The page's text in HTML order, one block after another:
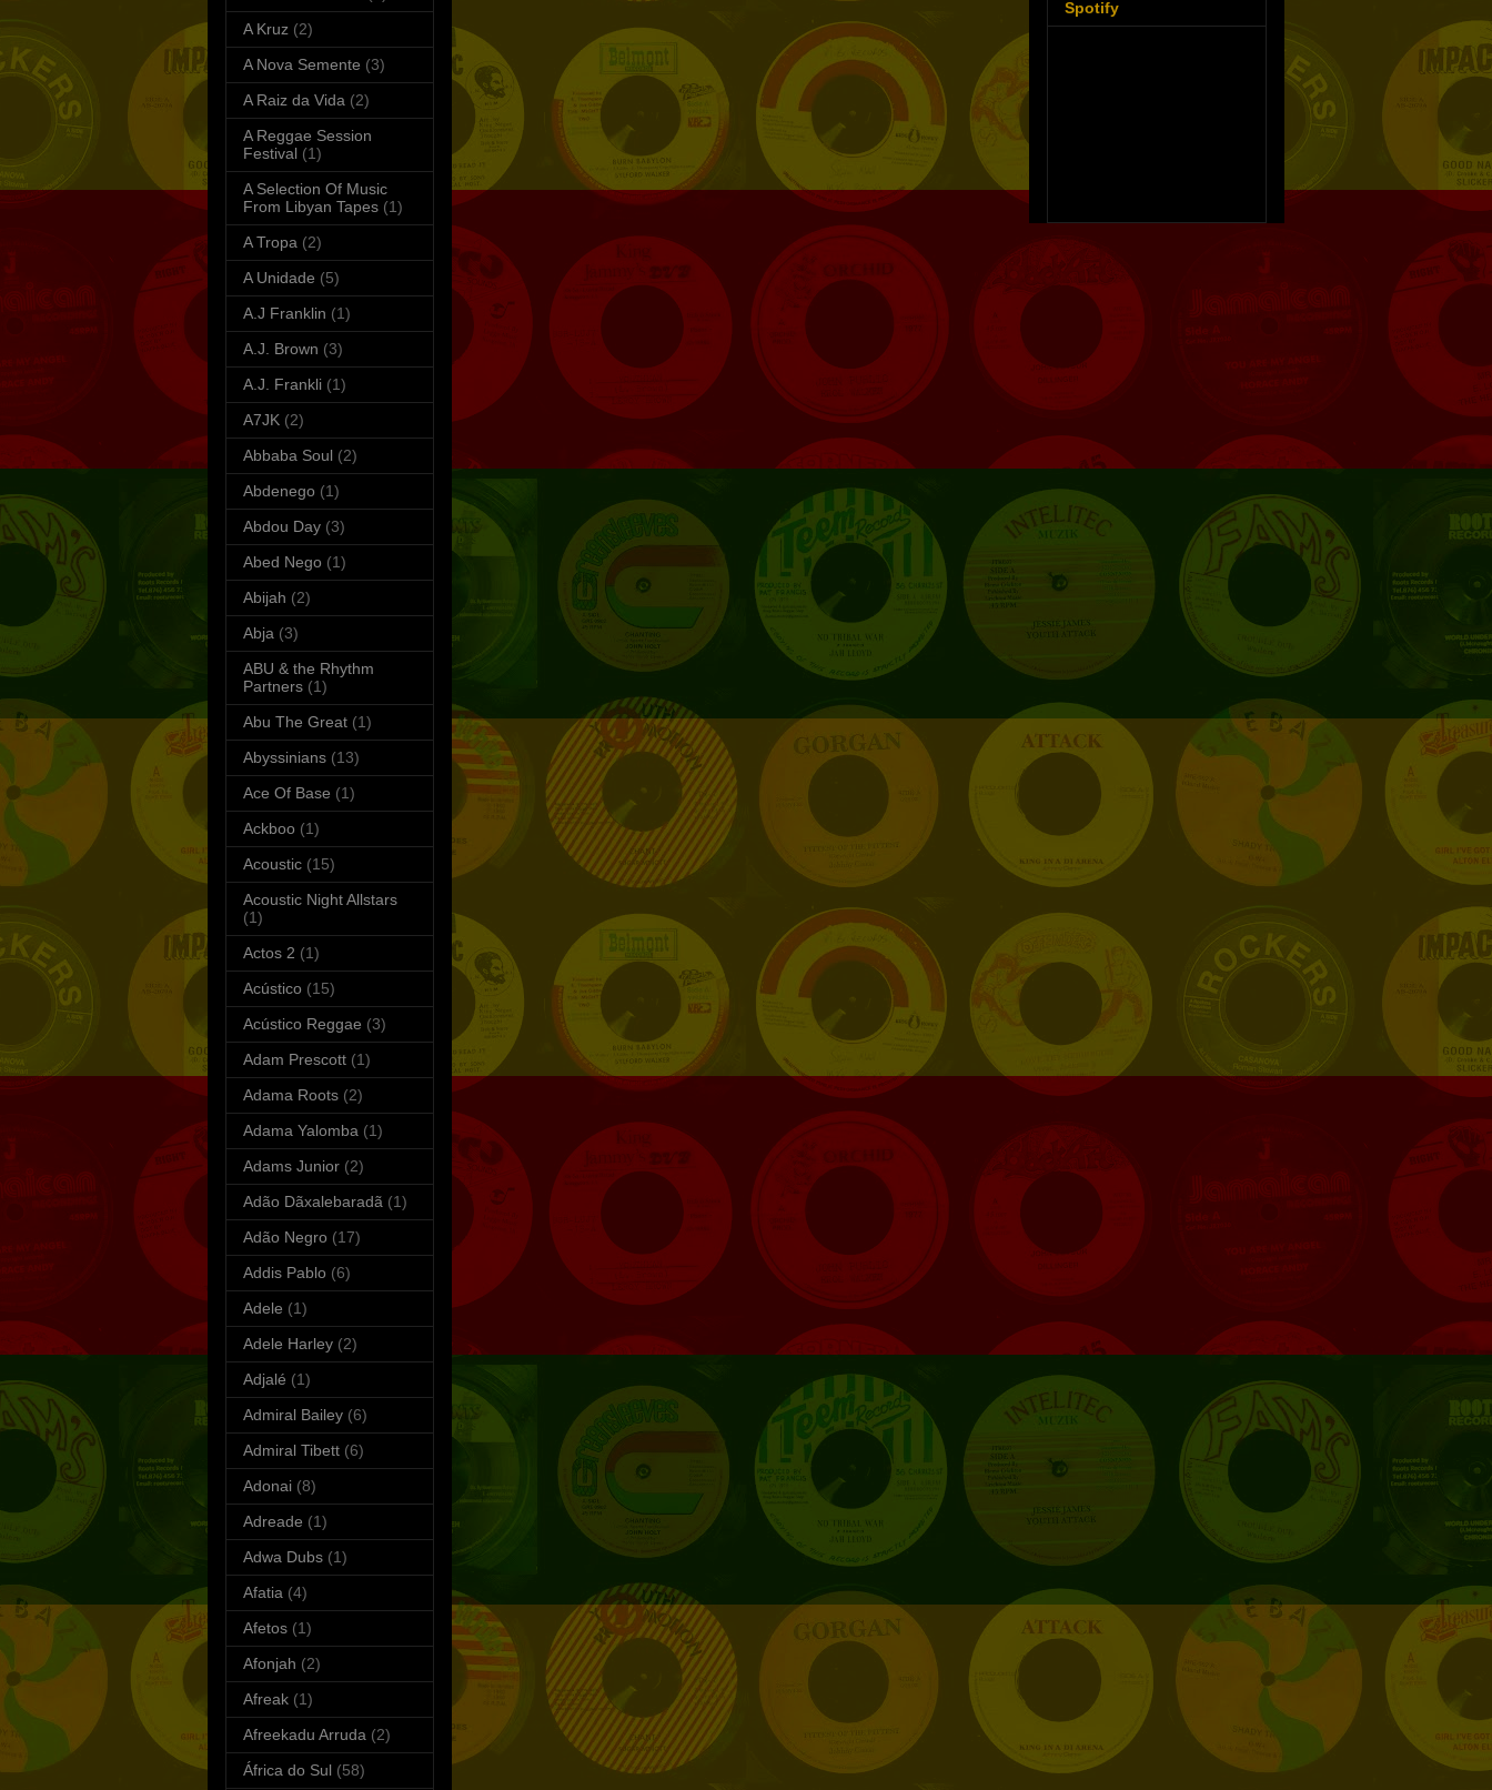
A Kruz (2)
A Nova Semente (3)
A Raiz da Vida (2)
A Reggae Session
Festival (1)
A Selection Of Music
From Libyan Tapes (1)
A Tropa (2)
A Unidade (5)
A.J Franklin (1)
A.J. Brown (3)
A.J. Frankli (1)
A7JK (2)
Abbaba Soul (2)
Abdenego (1)
Abdou Day (3)
Abed Nego (1)
Abijah (2)
Abja (3)
ABU & the Rhythm
Partners (1)
Abu The Great (1)
Abyssinians (13)
Ace Of Base (1)
Ackboo (1)
Acoustic (15)
Acoustic Night Allstars
(1)
Actos 2 (1)
Acústico (15)
Acústico Reggae (3)
Adam Prescott (1)
Adama Roots (2)
Adama Yalomba (1)
Adams Junior (2)
Adão Dãxalebaradã (1)
Adão Negro (17)
Addis Pablo (6)
Adele (1)
Adele Harley (2)
Adjalé (1)
Admiral Bailey (6)
Admiral Tibett (6)
Adonai (8)
Adreade (1)
Adwa Dubs (1)
Afatia (4)
Afetos (1)
Afonjah (2)
Afreak (1)
Afreekadu Arruda (2)
África do Sul (58)
Spotify